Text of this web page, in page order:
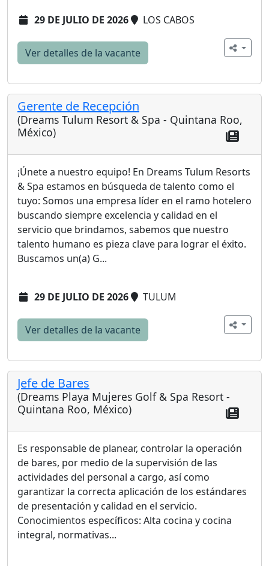
29 DE JULIO DE 2026 LOS CABOS
Ver detalles de la vacante
Gerente de Recepción
(Dreams Tulum Resort & Spa - Quintana Roo,
México)
¡Únete a nuestro equipo! En Dreams Tulum Resorts
& Spa estamos en búsqueda de talento como el
tuyo: Somos una empresa líder en el ramo hotelero
buscando siempre excelencia y calidad en el
servicio que brindamos, sabemos que nuestro
talento humano es pieza clave para lograr el éxito.
Buscamos un(a) G...
29 DE JULIO DE 2026 TULUM
Ver detalles de la vacante
Jefe de Bares
(Dreams Playa Mujeres Golf & Spa Resort -
Quintana Roo, México)
Es responsable de planear, controlar la operación
de bares, por medio de la supervisión de las
actividades del personal a cargo, así como
garantizar la correcta aplicación de los estándares
de presentación y calidad en el servicio.
Conocimientos específicos: Alta cocina y cocina
integral, normativas...